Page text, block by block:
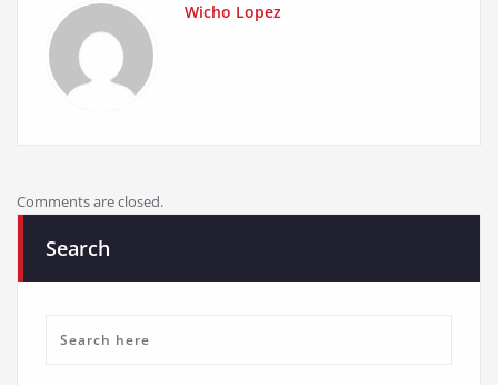
Wicho Lopez
Comments are closed.
Search